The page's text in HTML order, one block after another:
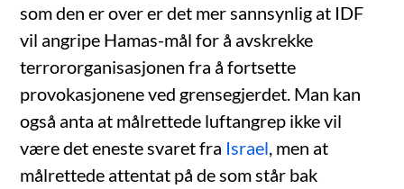
som den er over er det mer sannsynlig at IDF
vil angripe Hamas-mål for å avskrekke
terrororganisasjonen fra å fortsette
provokasjonene ved grensegjerdet. Man kan
også anta at målrettede luftangrep ikke vil
være det eneste svaret fra Israel, men at
målrettede attentat på de som står bak